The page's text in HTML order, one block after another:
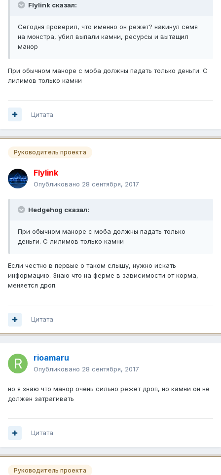
Flylink сказал:
Сегодня проверил, что именно он режет? накинул семя
на монстра, убил выпали камни, ресурсы и вытащил
манор
При обычном маноре с моба должны падать только деньги. С
лилимов только камни
Цитата
Руководитель проекта
Flylink
Опубликовано 28 сентября, 2017
Hedgehog сказал:
При обычном маноре с моба должны падать только
деньги. С лилимов только камни
Если честно в первые о таком слышу, нужно искать
информацию. Знаю что на ферме в зависимости от корма,
меняется дроп.
Цитата
rioamaru
Опубликовано 28 сентября, 2017
но я знаю что манор очень сильно режет дроп, но камни он не
должен затрагивать
Цитата
Руководитель проекта